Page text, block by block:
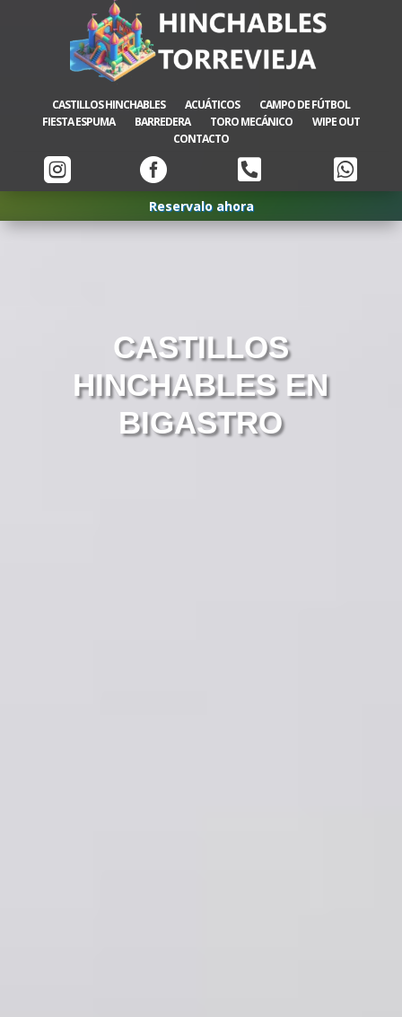
CASTILLOS HINCHABLES ACUÁTICOS
CAMPO DE FÚTBOL
FIESTA ESPUMA
BARREDERA TORO MECÁNICO
WIPE OUT
CONTACTO
   
Reservalo ahora
CASTILLOS
HINCHABLES EN
BIGASTRO